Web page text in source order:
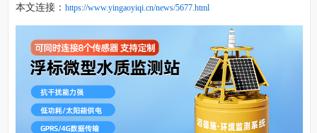
本文连接：https://www.yingaoyiqi.cn/news/5677.html